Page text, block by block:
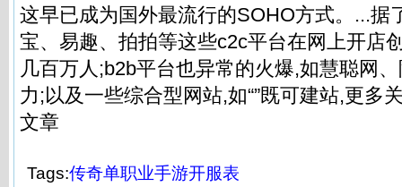
这早已成为国外最流行的SOHO方式。...据
宝、易趣、拍拍等这些c2c平台在网上开店
几百万人;b2b平台也异常的火爆,如慧聪网
力;以及一些综合型网站,如“”既可建站,更多
文章
Tags:传奇单职业手游开服表